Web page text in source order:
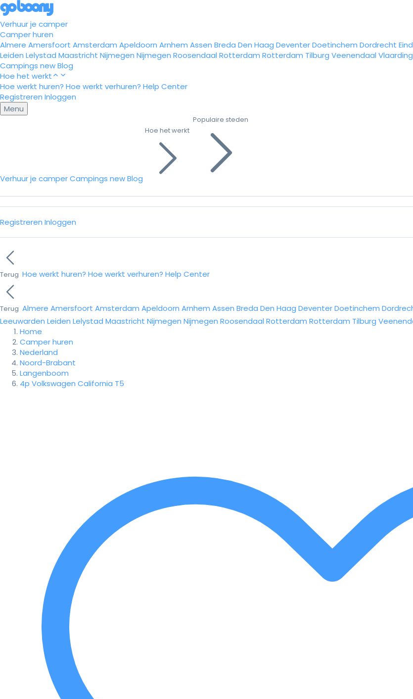
Verhuur je camper
Camper huren
Almere Amersfoort Amsterdam Apeldoorn Arnhem Assen Breda Den Haag DeventerDoetinchem Dordrecht
Leiden Lelystad Maastricht Nijmegen Nijmegen Roosendaal Rotterdam Rotterdam Tilburg Veenendaal
Campings newBlog
Hoe het werkt
Hoe werkt huren? Hoe werkt verhuren? Help Center
Registreren Inloggen
Menu
Verhuur je camperCampings newBlog
Hoe het werkt
Populaire steden
Registreren Inloggen
Terug Hoe werkt huren? Hoe werkt verhuren? Help Center
Terug Almere Amersfoort Amsterdam Apeldoorn Arnhem Assen Breda Den Haag DeventerDoetinchem
Leeuwarden Leiden Lelystad Maastricht Nijmegen Nijmegen Roosendaal Rotterdam Rotterdam Tilburg
Home
Camper huren
Nederland
Noord-Brabant
Langenboom
4p Volkswagen California T5